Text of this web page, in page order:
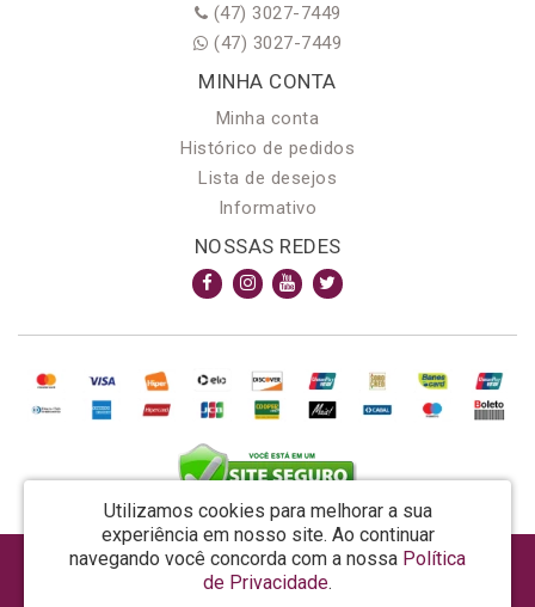
(47) 3027-7449
(47) 3027-7449
MINHA CONTA
Minha conta
Histórico de pedidos
Lista de desejos
Informativo
NOSSAS REDES
Utilizamos cookies para melhorar a sua
experiência em nosso site. Ao continuar
navegando você concorda com a nossa Política
de Privacidade.
AROMA & MAGIA MANUF DE PROD COSMECEUTICOS LTDA EPP - CNPJ: 81.362.295/0001-48
Rua da Prosperidade, 480 - Araquari - SC - CEP: 89245-000